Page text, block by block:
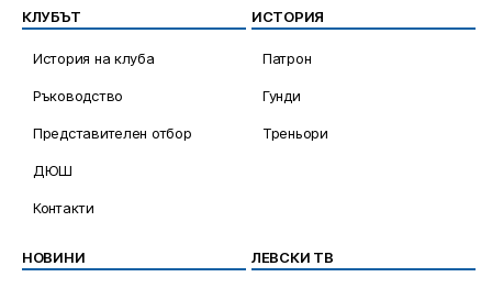
КЛУБЪТ
История на клуба
Ръководство
Представителен отбор
ДЮШ
Контакти
ИСТОРИЯ
Патрон
Гунди
Треньори
НОВИНИ ЛЕВСКИ ТВ